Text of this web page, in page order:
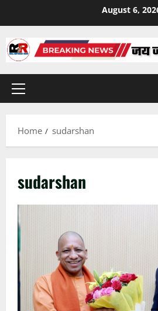
content
August 6,
Primary
Home sudarshan
sudarshan